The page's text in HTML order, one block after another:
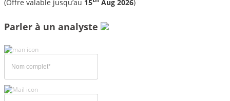
(Offre valable jusqu’au 15 Aug 2026)
Parler à un analyste